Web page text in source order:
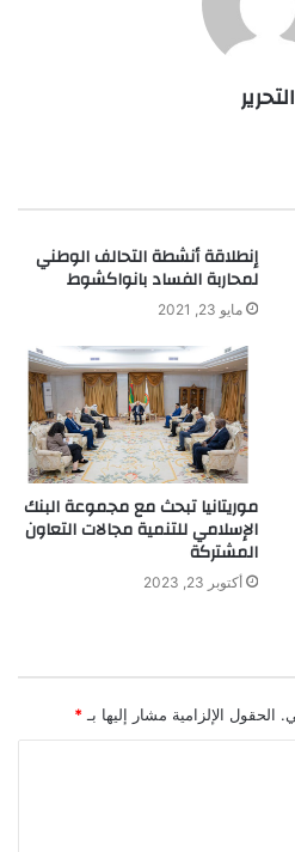
التحرير
إنطلاقة أنشطة التحالف الوطني
لمحاربة الفساد بانواكشوط
مايو 23, 2021
موريتانيا تبحث مع مجموعة البنك
الإسلامي للتنمية مجالات التعاون
المشتركة
أكتوبر 23, 2023
الحقول الإلزامية مشار إليها بـ *